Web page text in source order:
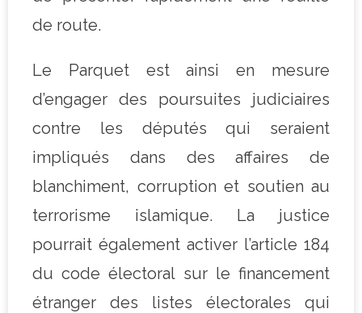
de route.
Le Parquet est ainsi en mesure
d’engager des poursuites judiciaires
contre les députés qui seraient
impliqués dans des affaires de
blanchiment, corruption et soutien au
terrorisme islamique. La justice
pourrait également activer l’article 184
du code électoral sur le financement
étranger des listes électorales qui